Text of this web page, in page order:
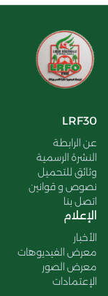
LRF30
عن الرابطة
النشرة الرسمية
وثائق للتحميل
نصوص و قوانين
اتصل بنا
الإعلام
الأخبار
معرض الفيديوهات
معرض الصور
الإعتمادات